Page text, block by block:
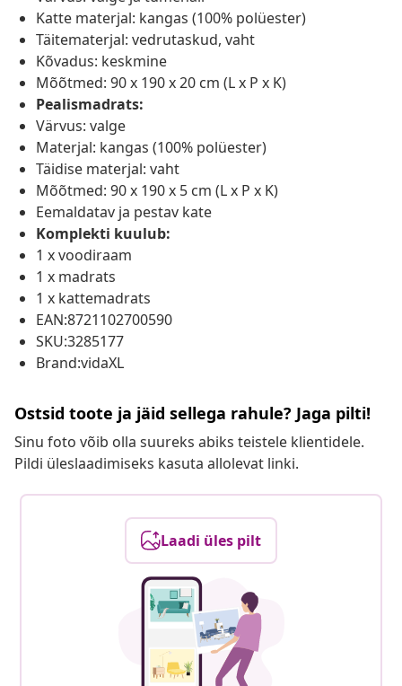
Katte materjal: kangas (100% polüester)
Täitematerjal: vedrutaskud, vaht
Kõvadus: keskmine
Mõõtmed: 90 x 190 x 20 cm (L x P x K)
Pealismadrats:
Värvus: valge
Materjal: kangas (100% polüester)
Täidise materjal: vaht
Mõõtmed: 90 x 190 x 5 cm (L x P x K)
Eemaldatav ja pestav kate
Komplekti kuulub:
1 x voodiraam
1 x madrats
1 x kattemadrats
EAN:8721102700590
SKU:3285177
Brand:vidaXL
Ostsid toote ja jäid sellega rahule? Jaga pilti!
Sinu foto võib olla suureks abiks teistele klientidele.
Pildi üleslaadimiseks kasuta allolevat linki.
Laadi üles pilt